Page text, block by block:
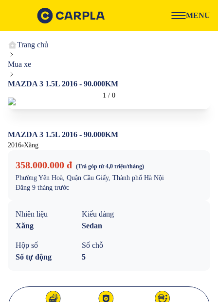
MENU
Trang chủ
Mua xe
MAZDA 3 1.5L 2016 - 90.000KM
1 / 0
MAZDA 3 1.5L 2016 - 90.000KM
2016 Xăng
358.000.000 đ (Trả góp từ4,0 triệu/tháng)
Phường Yên Hoà, Quận Cầu Giấy, Thành phố Hà Nội
Đăng 9 tháng trước
Nhiên liệu
Xăng
Kiểu dáng
Sedan
Hộp số
Số tự động
Số chỗ
5